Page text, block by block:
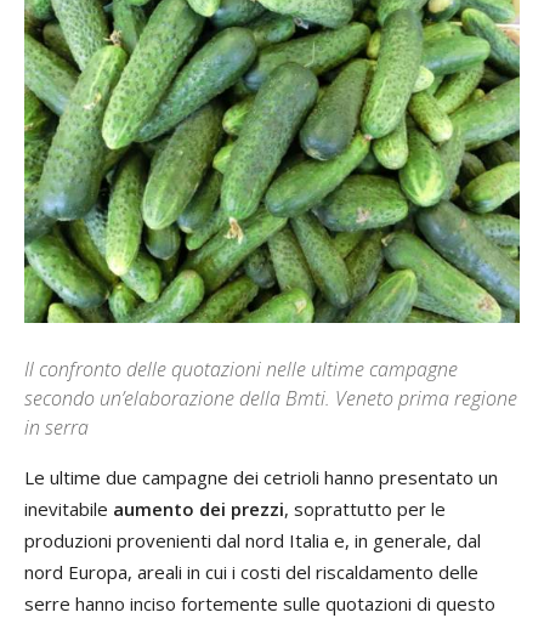
Il confronto delle quotazioni nelle ultime campagne
secondo un’elaborazione della Bmti. Veneto prima regione
in serra
Le ultime due campagne dei cetrioli hanno presentato un
inevitabile aumento dei prezzi, soprattutto per le
produzioni provenienti dal nord Italia e, in generale, dal
nord Europa, areali in cui i costi del riscaldamento delle
serre hanno inciso fortemente sulle quotazioni di questo